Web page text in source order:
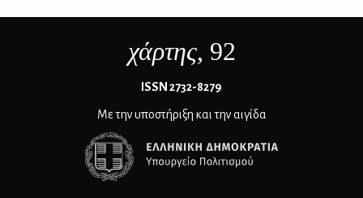
χάρτης, 92
ΙSSN 2732-8279
Με την υποστήριξη και την αιγίδα